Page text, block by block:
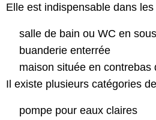
Elle est indispensable dans
salle de bain ou WC en
buanderie enterrée
maison située en contrebas
Il existe plusieurs catégories
pompe pour eaux claires